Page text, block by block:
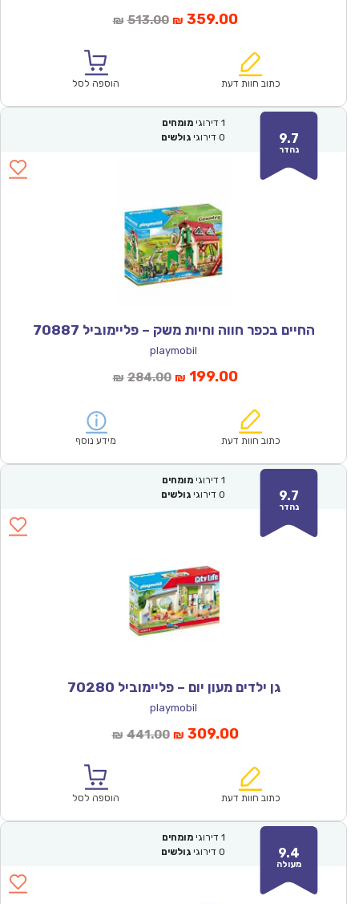
₪ 513.00המחיר
₪513.00.
₪ 359.00המחיר
הוא:
כתוב חוות דעת הוספה לסל
9.7
נהדר
1 דירוגי מומחים
0 דירוגי גולשים
החיים בכפר חווה וחיות משק – פליימוביל 70887
playmobil
₪ 284.00המחיר
₪284.00.
₪ 199.00המחיר
הוא:
כתוב חוות דעת מידע נוסף
9.7
נהדר
1 דירוגי מומחים
0 דירוגי גולשים
גן ילדים מעון יום – פליימוביל 70280
playmobil
₪ 441.00המחיר
₪441.00.
₪ 309.00המחיר
הוא:
כתוב חוות דעת הוספה לסל
9.4
מעולה
1 דירוגי מומחים
0 דירוגי גולשים